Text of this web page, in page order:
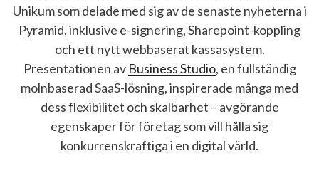
Unikum som delade med sig av de senaste nyheterna i
Pyramid, inklusive e-signering, Sharepoint-koppling
och ett nytt webbaserat kassasystem.
Presentationen av Business Studio, en fullständig
molnbaserad SaaS-lösning, inspirerade många med
dess flexibilitet och skalbarhet – avgörande
egenskaper för företag som vill hålla sig
konkurrenskraftiga i en digital värld.